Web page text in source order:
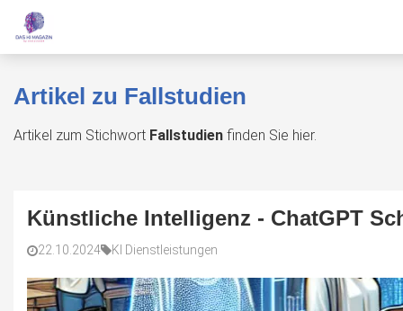
Artikel zu Fallstudien
Artikel zum Stichwort Fallstudien finden Sie hier.
Künstliche Intelligenz - ChatGPT
22.10.2024 KI Dienstleistungen